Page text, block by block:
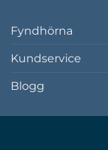
Fyndhörna
Kundservice
Blogg